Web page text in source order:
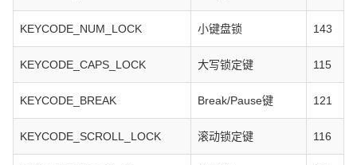
KEYCODE_NUM_LOCK 小键盘锁 143
KEYCODE_CAPS_LOCK 大写锁定键 115
KEYCODE_BREAK Break/Pause键 121
KEYCODE_SCROLL_LOCK 滚动锁定键 116